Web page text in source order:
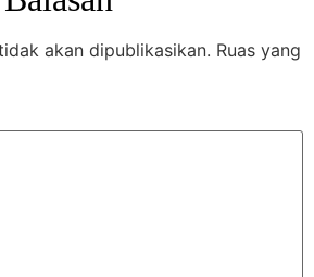
akan dipublikasikan. Ruas yang